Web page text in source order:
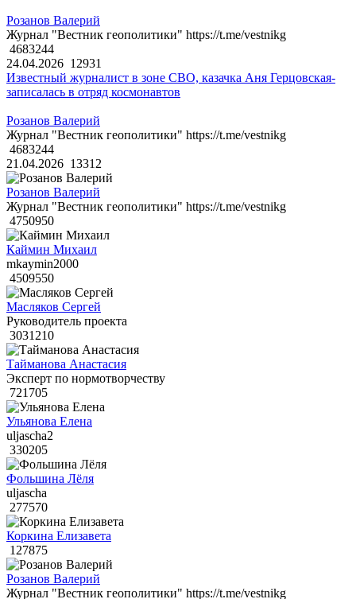
Розанов Валерий
Журнал "Вестник геополитики" https://t.me/vestnikg
4683244
24.04.2026 12931
Известный журналист в зоне СВО, казачка Аня Герцовская-
записалась в отряд космонавтов
Розанов Валерий
Журнал "Вестник геополитики" https://t.me/vestnikg
4683244
21.04.2026 13312
Розанов Валерий
Журнал "Вестник геополитики" https://t.me/vestnikg
4750950
Каймин Михаил
mkaymin2000
4509550
Масляков Сергей
Руководитель проекта
3031210
Тайманова Анастасия
Эксперт по нормотворчеству
721705
Ульянова Елена
uljascha2
330205
Фольшина Лёля
uljascha
277570
Коркина Елизавета
127875
Розанов Валерий
Журнал "Вестник геополитики" https://t.me/vestnikg